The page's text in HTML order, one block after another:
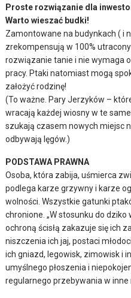
Proste rozwiązanie dla
Warto wieszać budki!
Zamontowane na budynkach ( i
zrekompensują w 100%
rozwiązanie tanie i nie wymaga
pracy. Ptaki natomiast mogą
założyć rodzinę!
(To ważne. Pary Jerzyków –
wracają każdej wiosny w te
szukają czasem nowych miejsc
odbywają lęgów.)
PODSTAWA PRAWNA
Osoba, która zabija, uśmierca
podlega karze grzywny i karze
wolności. Wszystkie gatunki
chronione. „W stosunku do
ochroną ścisłą zakazuje się ich
niszczenia ich jaj, postaci
ich gniazd, legowisk, zimowisk i
umyślnego płoszenia i
regularnego przebywania w inne